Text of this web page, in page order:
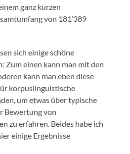
ganz kurzen
von 181’389
sich einige schöne
Zum einen kann man mit den
kann man eben diese
korpuslinguistische
um etwas über typische
Bewertung von
zu erfahren. Beides habe ich
einige Ergebnisse